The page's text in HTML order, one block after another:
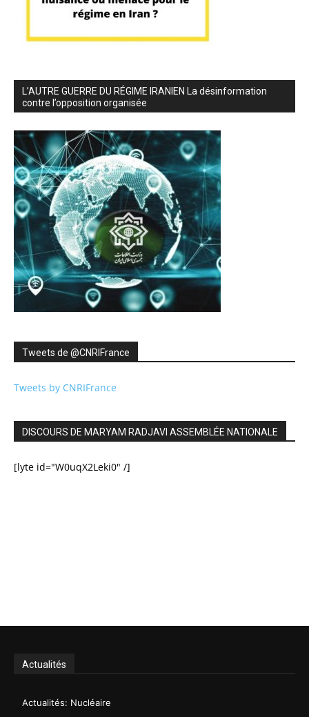
L’AUTRE GUERRE DU RÉGIME IRANIEN La désinformation
contre l’opposition organisée
Tweets de ‎@CNRIFrance
Tweets by CNRIFrance
DISCOURS DE MARYAM RADJAVI ASSEMBLÉE NATIONALE
[lyte id="W0uqX2Leki0" /]
Actualités
Actualités: Nucléaire